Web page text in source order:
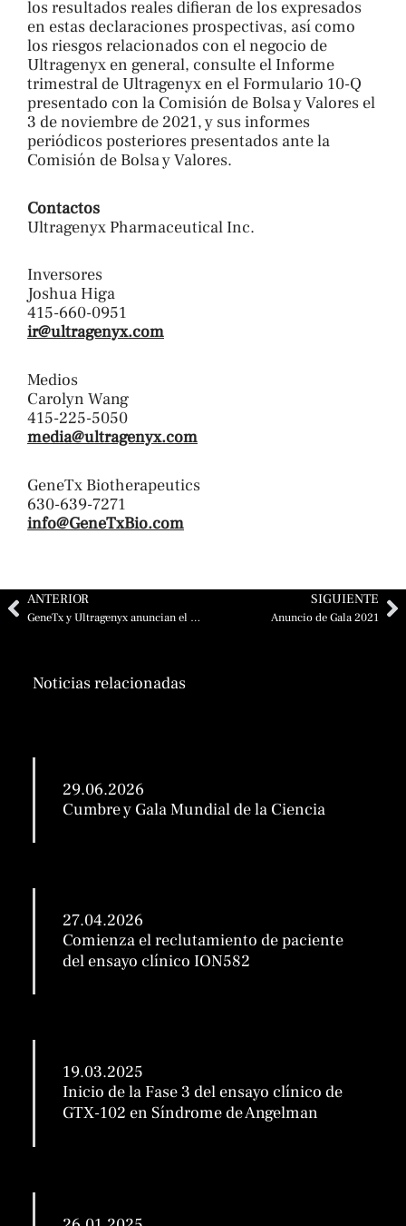
los resultados reales difieran de los expresados ​​
en estas declaraciones prospectivas, así como
los riesgos relacionados con el negocio de
Ultragenyx en general, consulte el Informe
trimestral de Ultragenyx en el Formulario 10-Q
presentado con la Comisión de Bolsa y Valores el
3 de noviembre de 2021, y sus informes
periódicos posteriores presentados ante la
Comisión de Bolsa y Valores.
Contactos
Ultragenyx Pharmaceutical Inc.
Inversores
Joshua Higa
415-660-0951
ir@ultragenyx.com
Medios
Carolyn Wang
415-225-5050
media@ultragenyx.com
GeneTx Biotherapeutics
630-639-7271
info@GeneTxBio.com
AntANTERIOR
GeneTx y Ultragenyx anuncian el primer paciente dosificado en Canadá en el ensayo clínico de fase 1/2 de GTX-102 en pacientes con síndrome de Angelman
SIGUIENTE
Anuncio de Gala 2021
Noticias relacionadas
29.06.2026
Cumbre y Gala Mundial de la Ciencia
27.04.2026
Comienza el reclutamiento de paciente
del ensayo clínico ION582
19.03.2025
Inicio de la Fase 3 del ensayo clínico de
GTX-102 en Síndrome de Angelman